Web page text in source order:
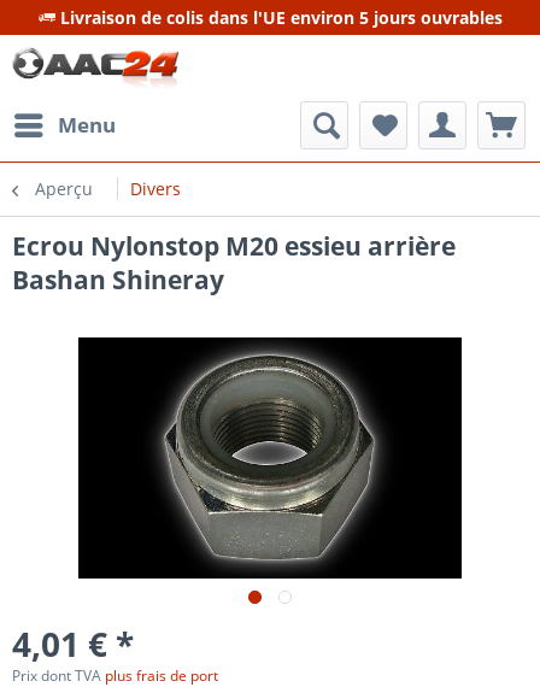
Livraison de colis dans l'UE environ 5 jours ouvrables
Menu
Aperçu Divers
Ecrou Nylonstop M20 essieu arrière
Bashan Shineray
4,01 € *
Prix dont TVA plus frais de port